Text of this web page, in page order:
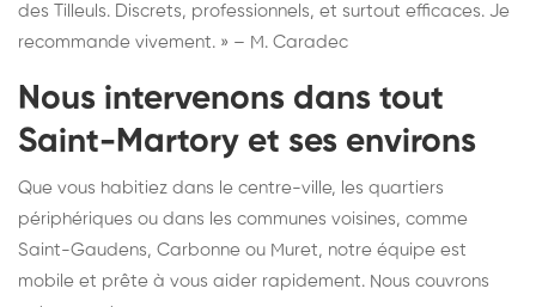
des Tilleuls. Discrets, professionnels, et surtout efficaces. Je
recommande vivement. » – M. Caradec
Nous intervenons dans tout
Saint-Martory et ses environs
Que vous habitiez dans le centre-ville, les quartiers
périphériques ou dans les communes voisines, comme
Saint-Gaudens, Carbonne ou Muret, notre équipe est
mobile et prête à vous aider rapidement. Nous couvrons